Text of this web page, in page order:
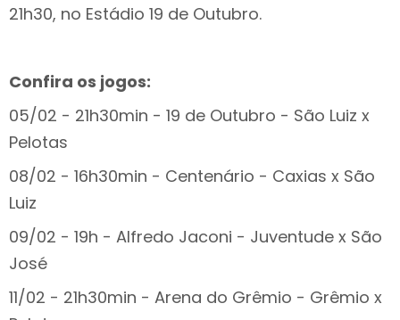
21h30, no Estádio 19 de Outubro.
Confira os jogos:
05/02 - 21h30min - 19 de Outubro - São Luiz x
Pelotas
08/02 - 16h30min - Centenário - Caxias x São
Luiz
09/02 - 19h - Alfredo Jaconi - Juventude x São
José
11/02 - 21h30min - Arena do Grêmio - Grêmio x